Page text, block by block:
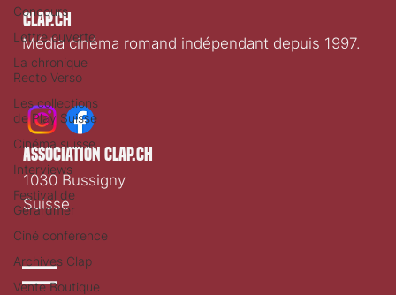
Concours
Lettre ouverte
La chronique
Recto Verso
Les collections
de Play Suisse
Cinéma suisse
Interviews
Festival de
Gérardmer
Ciné conférence
Archives Clap
Vente Boutique
Clap.ch
Média cinéma romand indépendant depuis 1997.
association clap.ch
1030 Bussigny
Suisse